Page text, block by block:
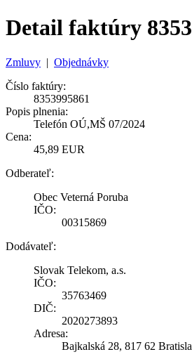
Detail faktúry
Zmluvy | Objednávky
Číslo faktúry:
8353995861
Popis plnenia:
Telefón OÚ,MŠ 07/2024
Cena:
45,89 EUR
Odberateľ:
Obec Veterná Poruba
IČO:
00315869
Dodávateľ:
Slovak Telekom, a.s.
IČO:
35763469
DIČ:
2020273893
Adresa:
Bajkalská 28, 817 62